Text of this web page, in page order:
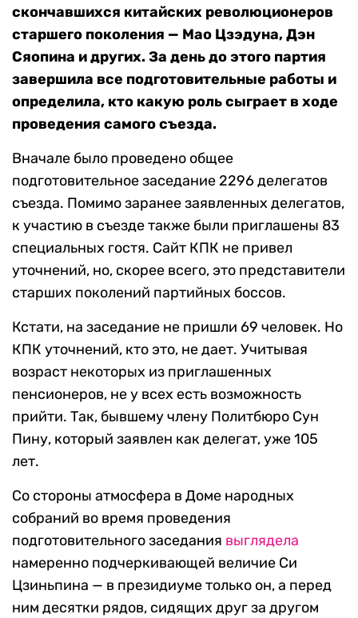
скончавшихся китайских революционеров
старшего поколения — Мао Цзэдуна, Дэн
Сяопина и других. За день до этого партия
завершила все подготовительные работы и
определила, кто какую роль сыграет в ходе
проведения самого съезда.
Вначале было проведено общее
подготовительное заседание 2296 делегатов
съезда. Помимо заранее заявленных делегатов,
к участию в съезде также были приглашены 83
специальных гостя. Сайт КПК не привел
уточнений, но, скорее всего, это представители
старших поколений партийных боссов.
Кстати, на заседание не пришли 69 человек. Но
КПК уточнений, кто это, не дает. Учитывая
возраст некоторых из приглашенных
пенсионеров, не у всех есть возможность
прийти. Так, бывшему члену Политбюро Сун
Пину, который заявлен как делегат, уже 105
лет.
Со стороны атмосфера в Доме народных
собраний во время проведения
подготовительного заседания выглядела
намеренно подчеркивающей величие Си
Цзиньпина — в президиуме только он, а перед
ним десятки рядов, сидящих друг за другом